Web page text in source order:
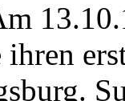
ihren